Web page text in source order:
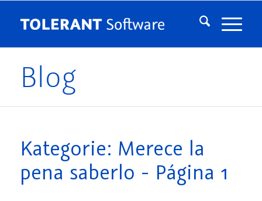
Blog
Kategorie: Merece la
pena saberlo - Página 1